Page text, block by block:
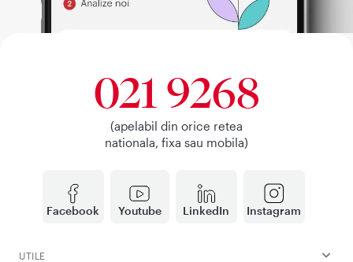
Facebook Youtube LinkedIn Instagram
021 9268
(apelabil din orice retea
nationala, fixa sau mobila)
UTILE